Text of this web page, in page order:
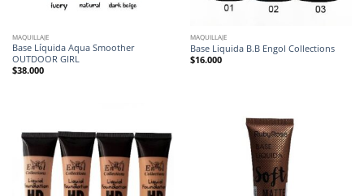
MAQUILLAJE
Base Líquida Aqua Smoother
OUTDOOR GIRL
$38.000
MAQUILLAJE
Base Liquida B.B Engol Collections
$16.000